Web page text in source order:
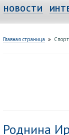
НОВОСТИ
Главная страница »
Роднина